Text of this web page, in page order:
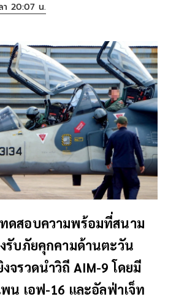
า 20:07 น.
ดสอบความพร้อมที่สนาม
รับภัยคุกคามด้านตะวัน
จรวดนำวิถี AIM-9 โดยมี
น เอฟ-16 และอัลฟ่าเจ็ท